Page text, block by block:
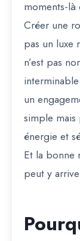
moments-
Créer une
pas un luxe
n’est pas
un
simple
énergie et
Et la bonne
peut y